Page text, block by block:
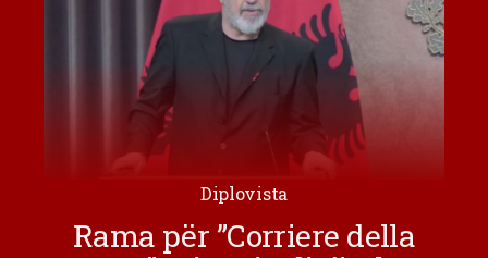
Diplovista
Rama për ”Corriere della